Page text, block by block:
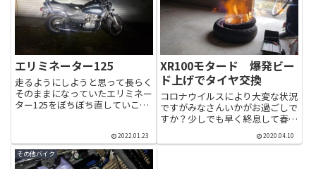
エリミネーター125
走るようにしようと思って長らく
そのままになっていたエリミネー
ター125をぼちぼち直していこう
エンジンは掛かりそうですが、そ
れなりに綺麗にしていきます。タ
イヤもペタペタでしたがダメも...
2022.01.23
XR100モタード 爆発ビー
ド上げでタイヤ交換
コロナウイルスにより大変な状況
ですがみなさんいかがお過ごしで
すか？少しでも早く終息して春の
気持ちいい時期にツーリングに行
けることを願っています。本題で
2020.04.10
その他バイク